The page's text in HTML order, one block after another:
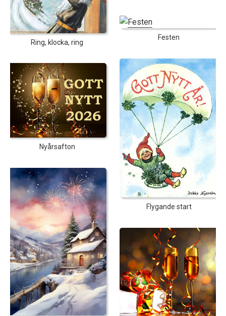
Ring, klocka, ring
Nyårsafton
Festen
Flygande start